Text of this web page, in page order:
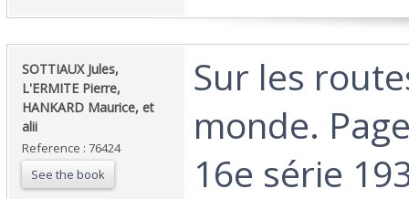
‎SOTTIAUX Jules,
L'ERMITE Pierre,
HANKARD Maurice, et
alii‎
Reference : 76424
See the book
‎Sur les
monde.
16e série